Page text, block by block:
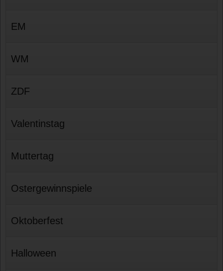
EM
WM
ZDF
Valentinstag
Muttertag
Ostergewinnspiele
Oktoberfest
Halloween